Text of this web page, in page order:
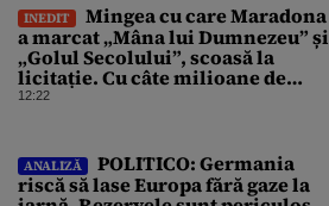
INEDIT
Mingea cu care Maradona
a marcat „Mâna lui Dumnezeu” și
„Golul Secolului”, scoasă la
licitație. Cu câte milioane de
dolari ar putea fi vândută
12:22
ANALIZĂ
POLITICO: Germania
riscă să lase Europa fără gaze la